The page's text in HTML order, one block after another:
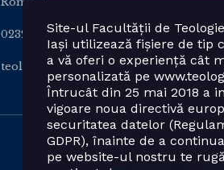
0232 201328; 0232 201102 int. 2424,
teologie.ortodoxa@uaic.ro
Site-ul Facultății de
Iași utilizează fișiere de tip
a vă oferi o experiență cât
personalizată pe
Întrucât din 25 mai 2018 a
vigoare noua directivă
securitatea datelor
GDPR), înainte de a
pe website-ul nostru te